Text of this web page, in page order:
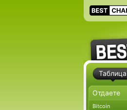
Таблица
Bitcoin